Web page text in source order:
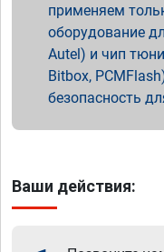
применяем
оборудование
Autel) и чип
Bitbox,
безопасность
Ваши действия: